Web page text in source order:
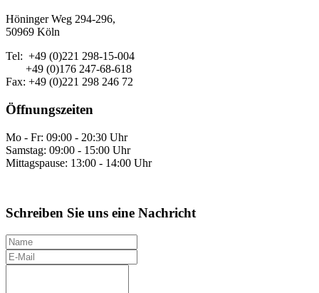
Höninger Weg 294-296,
50969 Köln
Tel: +49 (0)221 298-15-004
+49 (0)176 247-68-618
Fax: +49 (0)221 298 246 72
Öffnungszeiten
Mo - Fr: 09:00 - 20:30 Uhr
Samstag: 09:00 - 15:00 Uhr
Mittagspause: 13:00 - 14:00 Uhr
Schreiben Sie uns eine Nachricht
N
a
m
E
-